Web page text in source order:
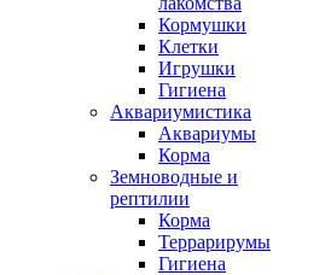
Кормушки
Клетки
Игрушки
Гигиена
Аквариумистика
Аквариумы
Корма
Земноводные и
рептилии
Корма
Террарирумы
Гигиена